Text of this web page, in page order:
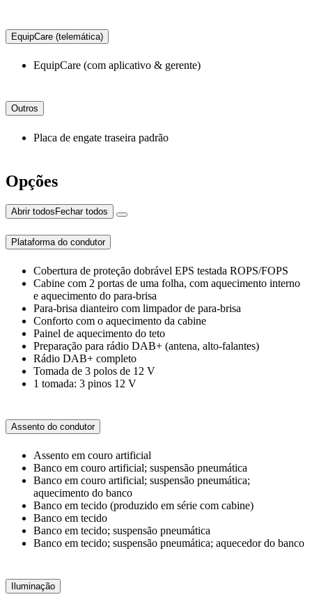
EquipCare (telemática)
EquipCare (com aplicativo & gerente)
Outros
Placa de engate traseira padrão
Opções
Abrir todos Fechar todos
Plataforma do condutor
Cobertura de proteção dobrável EPS testada ROPS/FOPS
Cabine com 2 portas de uma folha, com aquecimento interno
e aquecimento do para-brisa
Para-brisa dianteiro com limpador de para-brisa
Conforto com o aquecimento da cabine
Painel de aquecimento do teto
Preparação para rádio DAB+ (antena, alto-falantes)
Rádio DAB+ completo
Tomada de 3 polos de 12 V
1 tomada: 3 pinos 12 V
Assento do condutor
Assento em couro artificial
Banco em couro artificial; suspensão pneumática
Banco em couro artificial; suspensão pneumática;
aquecimento do banco
Banco em tecido (produzido em série com cabine)
Banco em tecido
Banco em tecido; suspensão pneumática
Banco em tecido; suspensão pneumática; aquecedor do banco
Iluminação